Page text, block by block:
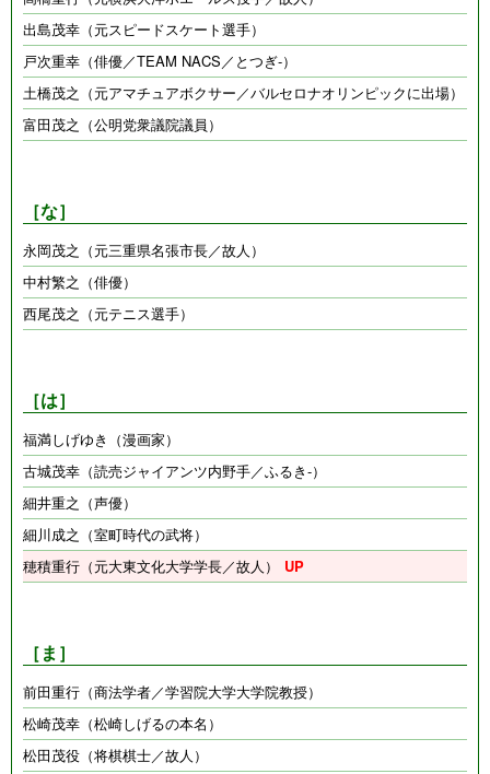
出島茂幸（元スピードスケート選手）
戸次重幸（俳優／TEAM NACS／とつぎ-）
土橋茂之（元アマチュアボクサー／バルセロナオリンピックに出場）
富田茂之（公明党衆議院議員）
［な］
永岡茂之（元三重県名張市長／故人）
中村繁之（俳優）
西尾茂之（元テニス選手）
［は］
福満しげゆき（漫画家）
古城茂幸（読売ジャイアンツ内野手／ふるき-）
細井重之（声優）
細川成之（室町時代の武将）
穂積重行（元大東文化大学学長／故人）
［ま］
前田重行（商法学者／学習院大学大学院教授）
松崎茂幸（松崎しげるの本名）
松田茂役（将棋棋士／故人）